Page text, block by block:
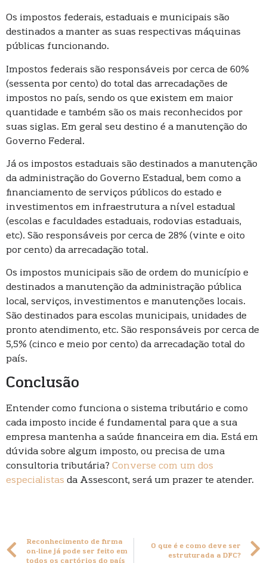
Os impostos federais, estaduais e municipais são
destinados a manter as suas respectivas máquinas
públicas funcionando.
Impostos federais são responsáveis por cerca de 60%
(sessenta por cento) do total das arrecadações de
impostos no país, sendo os que existem em maior
quantidade e também são os mais reconhecidos por
suas siglas. Em geral seu destino é a manutenção do
Governo Federal.
Já os impostos estaduais são destinados a manutenção
da administração do Governo Estadual, bem como a
financiamento de serviços públicos do estado e
investimentos em infraestrutura a nível estadual
(escolas e faculdades estaduais, rodovias estaduais,
etc). São responsáveis por cerca de 28% (vinte e oito
por cento) da arrecadação total.
Os impostos municipais são de ordem do município e
destinados a manutenção da administração pública
local, serviços, investimentos e manutenções locais.
São destinados para escolas municipais, unidades de
pronto atendimento, etc. São responsáveis por cerca de
5,5% (cinco e meio por cento) da arrecadação total do
país.
Conclusão
Entender como funciona o sistema tributário e como
cada imposto incide é fundamental para que a sua
empresa mantenha a saúde financeira em dia. Está em
dúvida sobre algum imposto, ou precisa de uma
consultoria tributária? Converse com um dos
especialistas da Assescont, será um prazer te atender.
Reconhecimento de firma
on-line já pode ser feito em
todos os cartórios do país
O que é e como deve ser
estruturada a DFC?